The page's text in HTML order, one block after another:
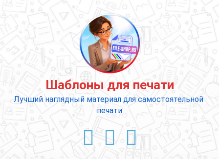
содержимому
Шаблоны для печати
Лучший наглядный материал для самостоятельной
печати
ВКонтакте
YouTube
E-mail